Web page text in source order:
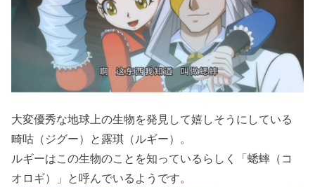
大変優秀な地球上の生物を発見して嬉しそうにしている
畸咕（ジグー）と露琪（ルギー）。
ルギーはこの生物のことを知っているらしく「蟋蟀（コ
オロギ）」と呼んでいるようです。